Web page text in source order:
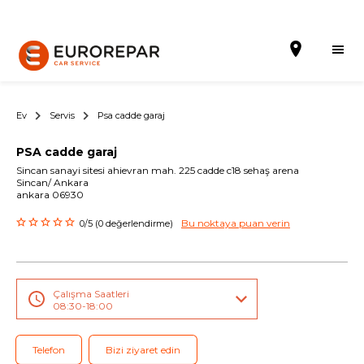
Randevu al
Hakkımızda
Haberler
Blog
Ev Servis Psa cadde garaj
PSA cadde garaj
Sincan sanayi sitesi ahievran mah. 225 cadde c18 sehaş arena
Sincan/ Ankara
ankara 06930
0/5 (0 değerlendirme) Bu noktaya puan verin
Çalışma Saatleri
08:30-18:00
Telefon Bizi ziyaret edin